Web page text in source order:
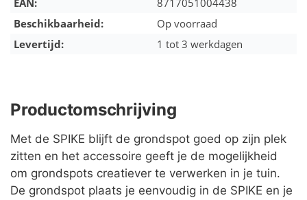
EAN:
8717051004438
Beschikbaarheid:
Op voorraad
Levertijd:
1 tot 3 werkdagen
Productomschrijving
Met de SPIKE blijft de grondspot goed op zijn plek
zitten en het accessoire geeft je de mogelijkheid
om grondspots creatiever te verwerken in je tuin.
De grondspot plaats je eenvoudig in de SPIKE en je